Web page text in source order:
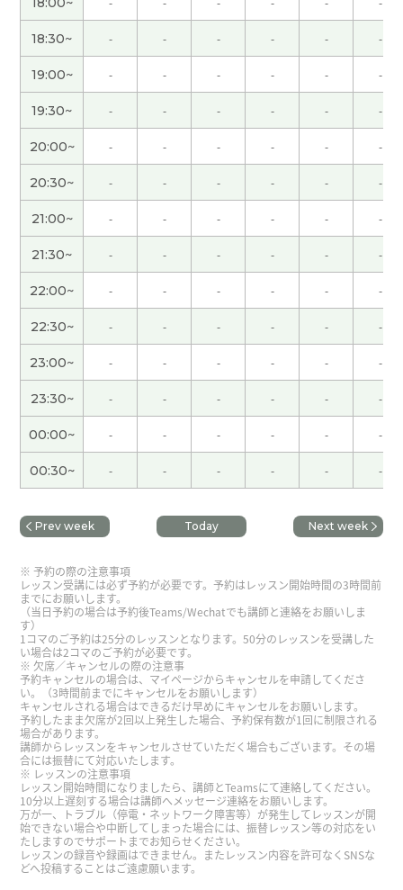
巴西的比赛中，日本队以1比2被巴西队淘汰。日本
队上一次在国际大赛中战胜巴西队是在1996年的奥
运会上。真是光阴似箭的。( 50代 男性 )
謝謝你！！！！！！！！！
日语中也有这样一句市场名言：“众人走的路往往拥
挤，人迹罕至的幽径深处才能欣赏到繁花盛景。”，
意思就是“买在人迹罕至,卖在人声鼎沸”，跟你告诉
的名言意思差不多。下节课见。
( 50代 男性 )
辛苦了～，下节课再见！ ( 50代 男性 )
我觉得选择一个能充分发挥自身能力的好的专业，
这一点确实很重要。下节课再见。
( 50代 男性 )
年轻时，我常为了看深夜的体育直播而熬夜，但现
在早睡比这更重要😁。下节课见。
( 50代 男性 )
谢谢老师总是鼓励我。我会继续努力。( 女性 )
下次见吧。
( 男性 )
辛苦了。好好享受假期～。
いつも楽しく授業してくださってありがとうござい
ます！我们下节课见~
在我们日本这里，小朋友会直接走进稻田，徒手抓
青蛙呢😂。下节课再见。( 50代 男性 )
辛苦了～。周末愉快！下节课再见。 ( 50代 男性 )
这个周末身体状况好了一些，跑步速度也恢复了一
些，感觉很不错。下节课再见！ ( 50代 男性 )
中国有很多零食，看起来都很好吃。而且传统的。
18:30~ - - - - - -
19:00~ - - - - - -
19:30~ - - - - - -
20:00~ - - - - - -
20:30~ - - - - - -
21:00~ - - - - - -
21:30~ - - - - - -
22:00~ - - - - - -
22:30~ - - - - - -
23:00~ - - - - - -
23:30~ - - - - - -
00:00~ - - - - - -
00:30~ - - - - - -
Prev week Today Next week
予約の際の注意事項
レッスン受講には必ず予約が必要です。予約はレッスン開始時間の3時間前
までにお願いします。
（当日予約の場合は予約後Teams/Wechatでも講師と連絡をお願いしま
す）
1コマのご予約は25分のレッスンとなります。50分のレッスンを受講した
い場合は2コマのご予約が必要です。
欠席／キャンセルの際の注意事
予約キャンセルの場合は、マイページからキャンセルを申請してくださ
い。（3時間前までにキャンセルをお願いします）
キャンセルされる場合はできるだけ早めにキャンセルをお願いします。
予約したまま欠席が2回以上発生した場合、予約保有数が1回に制限される
場合があります。
講師からレッスンをキャンセルさせていただく場合もございます。その場
合には振替にて対応いたします。
レッスンの注意事項
レッスン開始時間になりましたら、講師とTeamsにて連絡してください。
10分以上遅刻する場合は講師へメッセージ連絡をお願いします。
万が一、トラブル（停電・ネットワーク障害等）が発生してレッスンが開
始できない場合や中断してしまった場合には、振替レッスン等の対応をい
たしますのでサポートまでお知らせください。
レッスンの録音や録画はできません。またレッスン内容を許可なくSNSな
どへ投稿することはご遠慮願います。